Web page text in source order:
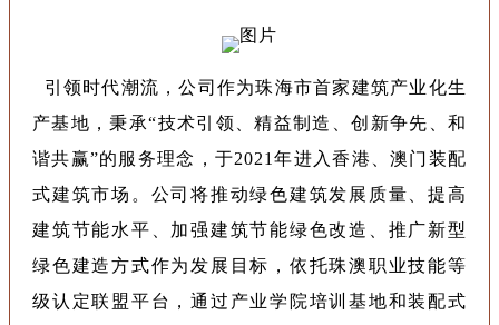
引领时代潮流，公司作为珠海市首家建筑产业化生
产基地，秉承“技术引领、精益制造、创新争先、和
谐共赢”的服务理念，于2021年进入香港、澳门装配
式建筑市场。公司将推动绿色建筑发展质量、提高
建筑节能水平、加强建筑节能绿色改造、推广新型
绿色建造方式作为发展目标，依托珠澳职业技能等
级认定联盟平台，通过产业学院培训基地和装配式